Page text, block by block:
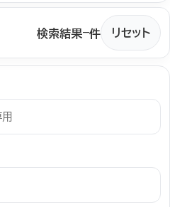
検索結果–件 リセット